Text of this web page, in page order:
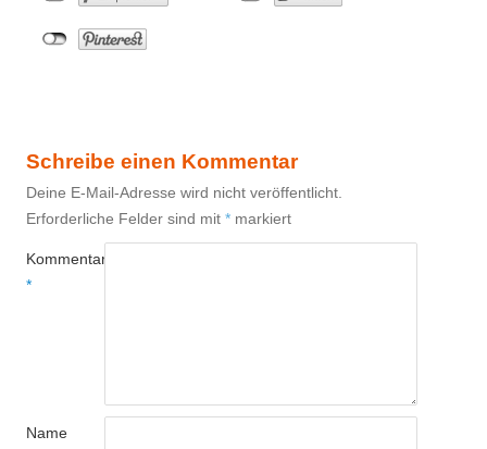
Schreibe einen Kommentar
Deine E-Mail-Adresse wird nicht veröffentlicht.
Erforderliche Felder sind mit * markiert
Kommentar
*
Name